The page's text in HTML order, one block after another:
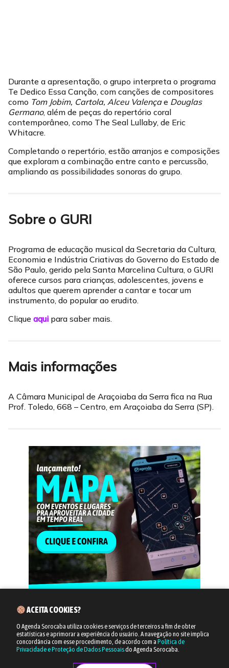
Durante a apresentação, o grupo interpreta o programa
Te Dedico Essa Canção, com canções de compositores
como Tom Jobim, Cartola, Alceu Valençae Douglas
Germano, além de peças do repertório coral
contemporâneo, como The Seal Lullaby, de Eric
Whitacre.
Completando o repertório, estão arranjos e composições
que exploram a combinação entre canto e percussão,
ampliando as possibilidades sonoras do grupo.
Sobre o GURI
Programa de educação musical da Secretaria da Cultura,
Economia e Indústria Criativas do Governo do Estado de
São Paulo, gerido pela Santa Marcelina Cultura, o GURI
oferece cursos para crianças, adolescentes, jovens e
adultos que querem aprender a cantar e tocar um
instrumento, do popular ao erudito.
Clique aqui para saber mais.
Mais informações
A Câmara Municipal de Araçoiaba da Serra fica na Rua
Prof. Toledo, 668 – Centro, em Araçoiaba da Serra (SP).
ACEITA COOKIES?
O Agenda Sorocaba utiliza cookies e serviços de terceiros a fim de obter
estatísticas e aprimorar a experiência do usuário. A navegação no site implica
concordância com esse procedimento, de acordo com a Política de
Privacidade e Proteção de Dados Pessoaisdo Agenda Sorocaba.